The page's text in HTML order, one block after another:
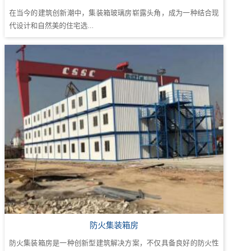
在当今的建筑创新潮中，集装箱玻璃房崭露头角，成为一种结合现
代设计和自然美的住宅选...
防火集装箱房
防火集装箱房是一种创新型建筑解决方案，不仅具备良好的防火性